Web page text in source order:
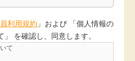
利用規約 」および 「個人情報の
を確認し、同意します。